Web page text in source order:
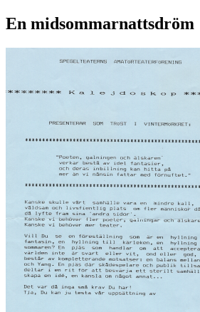
En midsommarnattsdröm